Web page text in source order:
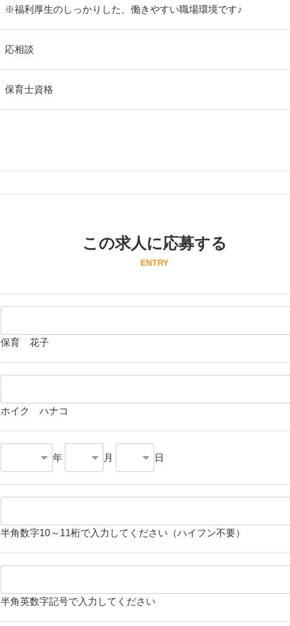
※福利厚生のしっかりした、働きやすい職場環境です♪
応相談
保育士資格
この求人に応募する
ENTRY
保育 花子
ホイク ハナコ
年 月 日
半角数字10～11桁で入力してください（ハイフン不要）
半角英数字記号で入力してください